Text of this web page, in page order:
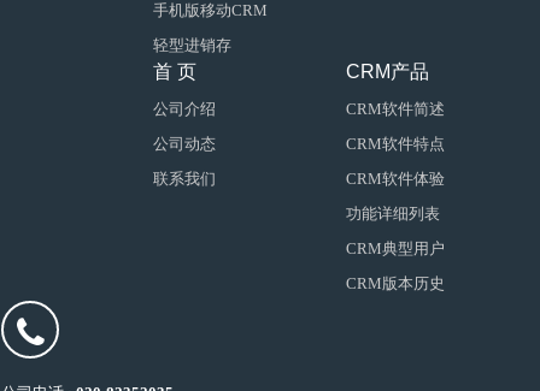
手机版移动CRM
轻型进销存
CRM产品
CRM软件简述
CRM软件特点
CRM软件体验
功能详细列表
CRM典型用户
CRM版本历史
首 页
公司介绍
公司动态
联系我们